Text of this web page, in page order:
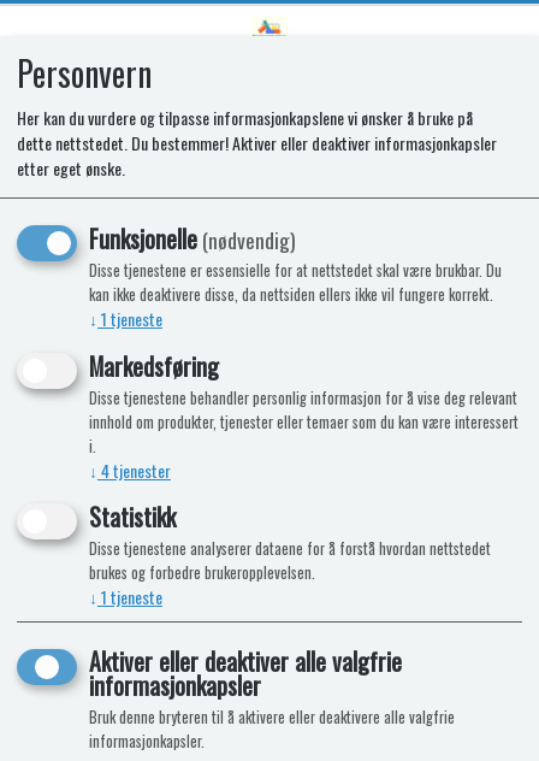
SPARES KIT - ASPIRE GLASS LID BK
(3PCS)
Personvern
Her kan du vurdere og tilpasse informasjonkapslene vi ønsker å bruke på
dette nettstedet. Du bestemmer! Aktiver eller deaktiver informasjonkapsler
etter eget ønske.
Funksjonelle(nødvendig)
Disse tjenestene er essensielle for at nettstedet skal være brukbar. Du
kan ikke deaktivere disse, da nettsiden ellers ikke vil fungere korrekt.
↓ 1tjeneste
Markedsføring
Disse tjenestene behandler personlig informasjon for å vise deg relevant
innhold om produkter, tjenester eller temaer som du kan være interessert
i.
↓ 4tjenester
Statistikk
Disse tjenestene analyserer dataene for å forstå hvordan nettstedet
brukes og forbedre brukeropplevelsen.
↓ 1tjeneste
Aktiver eller deaktiver alle valgfrie
informasjonkapsler
Bruk denne bryteren til å aktivere eller deaktivere alle valgfrie
informasjonkapsler.